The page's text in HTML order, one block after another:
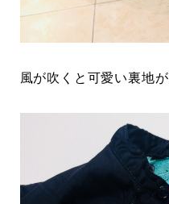
風が吹くと可愛い裏地